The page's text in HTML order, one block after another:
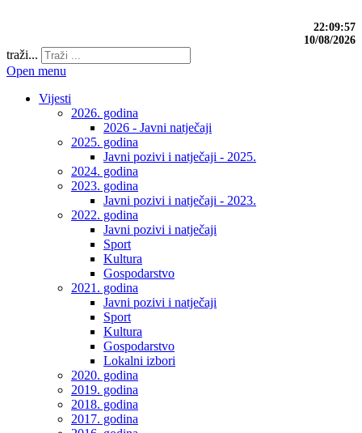
22:09:57
10/08/2026
traži...
Open menu
Vijesti
2026. godina
2026 - Javni natječaji
2025. godina
Javni pozivi i natječaji - 2025.
2024. godina
2023. godina
Javni pozivi i natječaji - 2023.
2022. godina
Javni pozivi i natječaji
Sport
Kultura
Gospodarstvo
2021. godina
Javni pozivi i natječaji
Sport
Kultura
Gospodarstvo
Lokalni izbori
2020. godina
2019. godina
2018. godina
2017. godina